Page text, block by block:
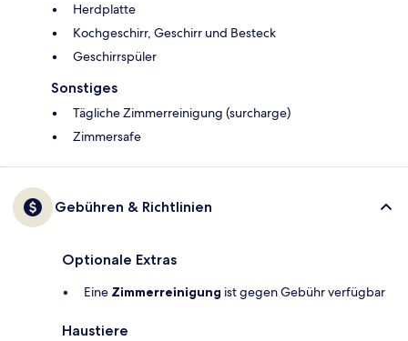
Herdplatte
Kochgeschirr, Geschirr und Besteck
Geschirrspüler
Sonstiges
Tägliche Zimmerreinigung (surcharge)
Zimmersafe
Gebühren & Richtlinien
Optionale Extras
Eine Zimmerreinigung ist gegen Gebühr verfügbar
Haustiere